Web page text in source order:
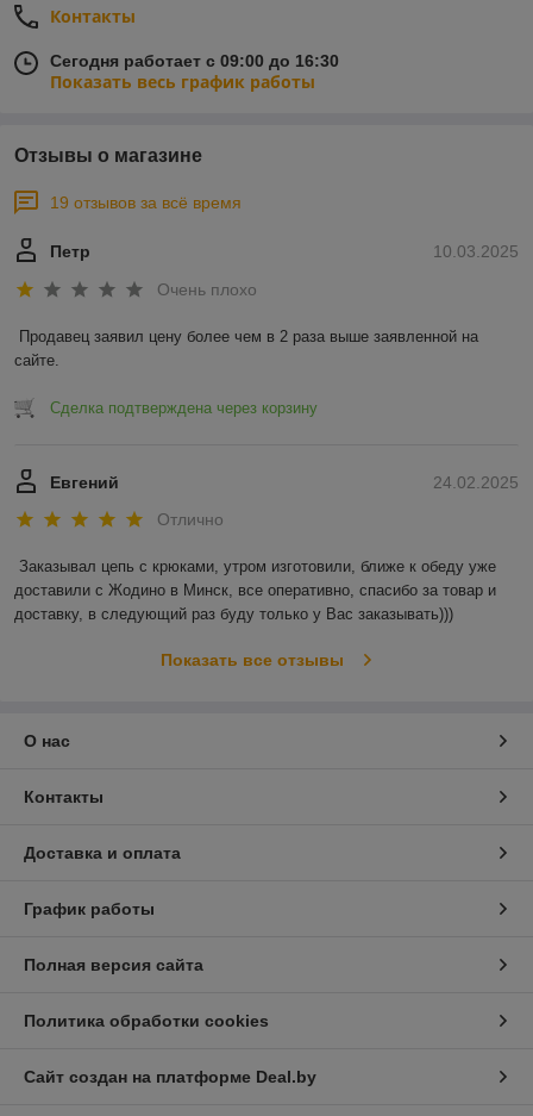
Контакты
Сегодня работает с 09:00 до 16:30
Показать весь график работы
Отзывы о магазине
19 отзывов за всё время
10.03.2025
Петр
Очень плохо
Продавец заявил цену более чем в 2 раза выше заявленной на
сайте.
Сделка подтверждена через корзину
24.02.2025
Евгений
Отлично
Заказывал цепь с крюками, утром изготовили, ближе к обеду уже
доставили с Жодино в Минск, все оперативно, спасибо за товар и
доставку, в следующий раз буду только у Вас заказывать)))
Показать все отзывы
О нас
Контакты
Доставка и оплата
График работы
Полная версия сайта
Политика обработки cookies
Сайт создан на платформе Deal.by